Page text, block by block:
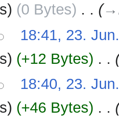
0 Bytes
18:41, 23.
+12 Bytes
18:40, 23.
+46 Bytes